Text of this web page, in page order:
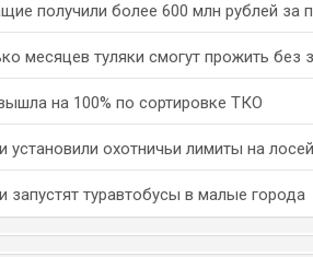
получили более 600 млн рублей за
месяцев туляки смогут прожить без
на 100% по сортировке ТКО
установили охотничьи лимиты на
запустят туравтобусы в малые города